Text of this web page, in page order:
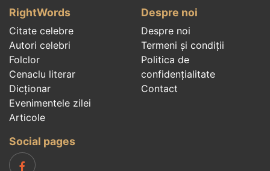
RightWords
Citate celebre
Autori celebri
Folclor
Cenaclu literar
Dicționar
Evenimentele zilei
Articole
Despre noi
Despre noi
Termeni și condiții
Politica de
confidenţialitate
Contact
Social pages